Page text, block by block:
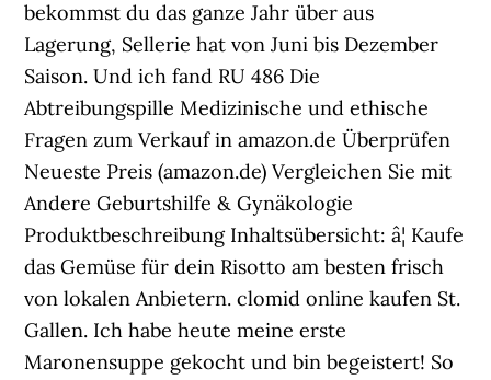
bekommst du das ganze Jahr über aus
Lagerung, Sellerie hat von Juni bis Dezember
Saison. Und ich fand RU 486 Die
Abtreibungspille Medizinische und ethische
Fragen zum Verkauf in amazon.de Überprüfen
Neueste Preis (amazon.de) Vergleichen Sie mit
Andere Geburtshilfe & Gynäkologie
Produktbeschreibung Inhaltsübersicht: â¦ Kaufe
das Gemüse für dein Risotto am besten frisch
von lokalen Anbietern. clomid online kaufen St.
Gallen. Ich habe heute meine erste
Maronensuppe gekocht und bin begeistert! So